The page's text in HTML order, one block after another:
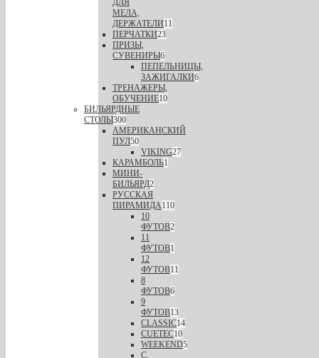
ДЛЯ
МЕЛА,
ДЕРЖАТЕЛИ11
ПЕРЧАТКИ23
ПРИЗЫ,
СУВЕНИРЫ6
ПЕПЕЛЬНИЦЫ,
ЗАЖИГАЛКИ6
ТРЕНАЖЕРЫ,
ОБУЧЕНИЕ10
БИЛЬЯРДНЫЕ
СТОЛЫ300
АМЕРИКАНСКИЙ
ПУЛ50
VIKING27
КАРАМБОЛЬ1
МИНИ-
БИЛЬЯРД2
РУССКАЯ
ПИРАМИДА110
10
ФУТОВ2
11
ФУТОВ1
12
ФУТОВ11
8
ФУТОВ6
9
ФУТОВ13
CLASSIC14
CUETEC10
WEEKEND5
С.